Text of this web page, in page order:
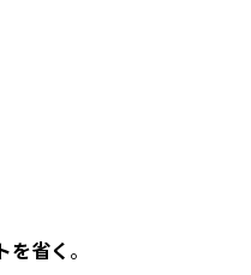
を省く 。